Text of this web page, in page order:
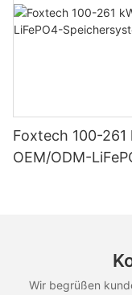
Foxtech 100-
OEM/ODM-
Wir begrüßen